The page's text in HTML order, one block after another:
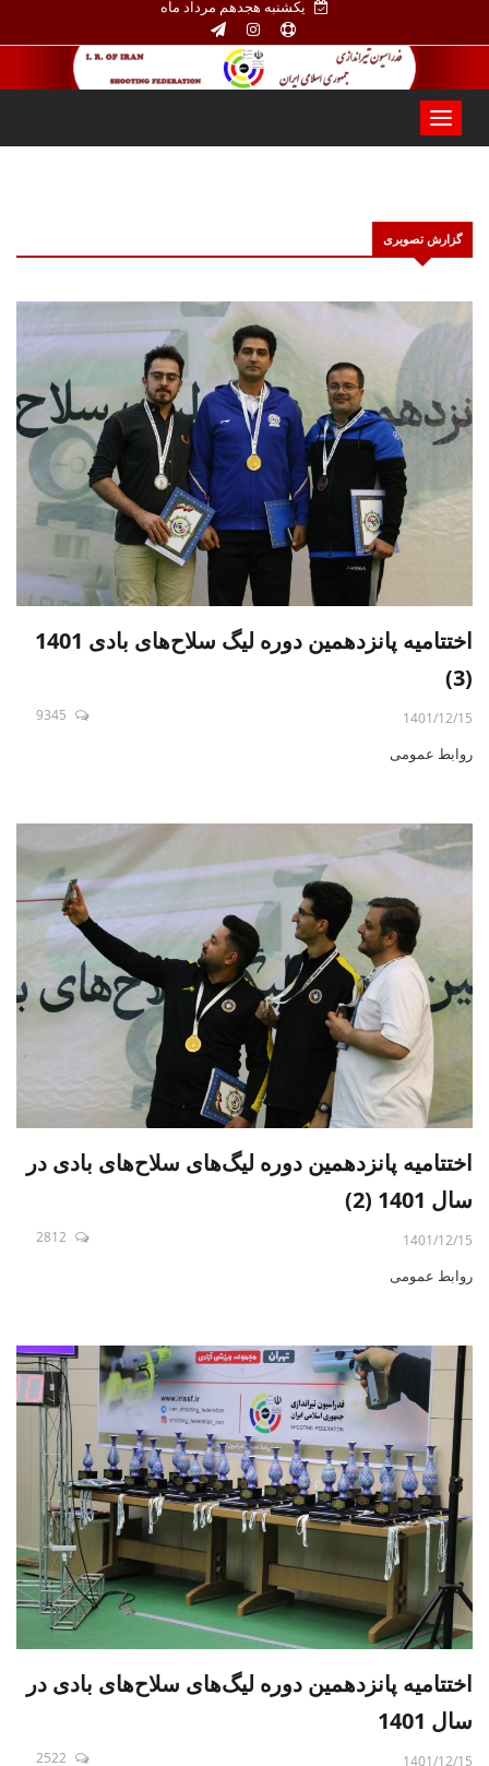
یکشنبه هجدهم مرداد ماه
گزارش تصویری
اختتامیه پانزدهمین دوره لیگ سلاح‌های بادی 1401
(3)
1401/12/15
9345
روابط عمومی
اختتامیه پانزدهمین دوره لیگ‌های سلاح‌های بادی در
سال 1401 (2)
1401/12/15
2812
روابط عمومی
اختتامیه پانزدهمین دوره لیگ‌های سلاح‌های بادی در
سال 1401
1401/12/15
2522